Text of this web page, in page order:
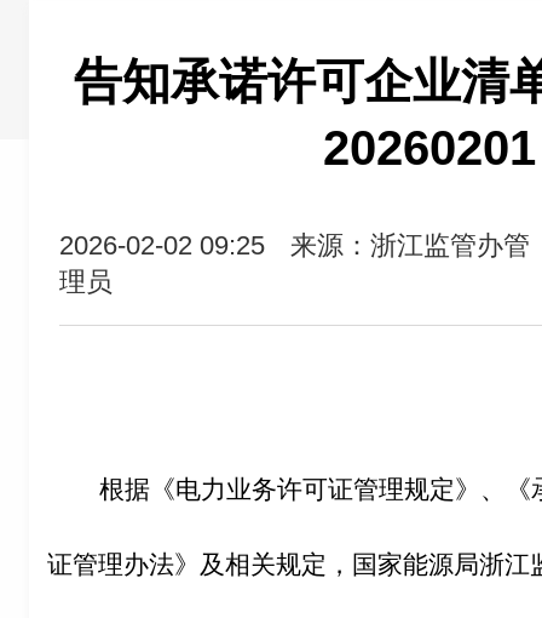
告知承诺许可企业清
2026-02-02 09:25
来源：浙江监管办管
理员
根据《电力业务许可证管理规定》、
证管理办法》及相关规定，国家能源局浙